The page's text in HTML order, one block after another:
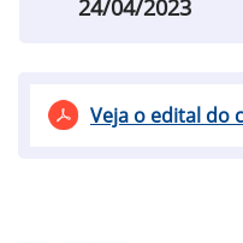
24/04/2023
Veja o edital do